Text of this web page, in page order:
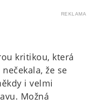
REKLAMA
kritikou, která
že se
i velmi
Možná